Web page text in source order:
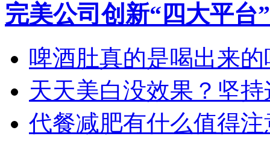
完美公司创新“四大平台
啤酒肚真的是喝出来的
天天美白没效果？坚持
代餐减肥有什么值得注